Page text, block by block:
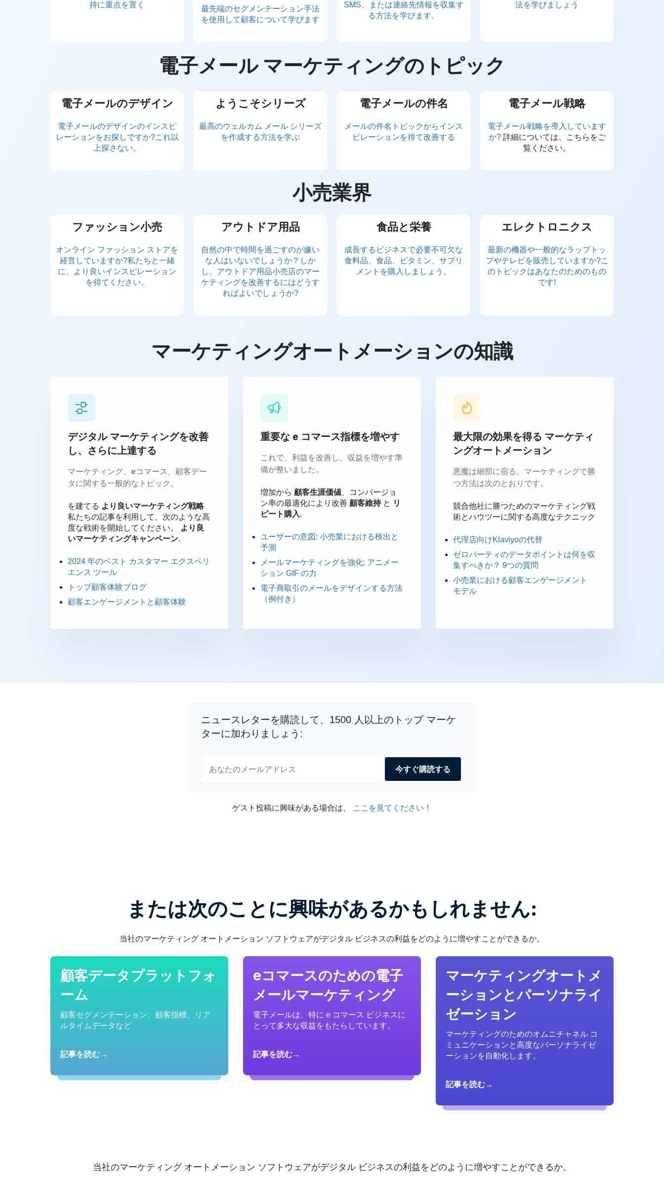
持に重点を置く
最先端のセグメンテーション手法
を使用して顧客について学びます
SMS、または連絡先情報を収集す
る方法を学びます。
法を学びましょう
電子メール マーケティングのトピック
電子メールのデザイン
電子メールのデザインのインスピ
レーションをお探しですか?これ以
上探さない。
ようこそシリーズ
最高のウェルカム メール シリーズ
を作成する方法を学ぶ
電子メールの件名
メールの件名トピックからインス
ピレーションを得て改善する
電子メール戦略
電子メール戦略を導入しています
か?詳細については、こちらをご
覧ください。
小売業界
ファッション小売
オンライン ファッション ストアを
経営していますか?私たちと一緒
に、より良いインスピレーション
を得てください。
アウトドア用品
自然の中で時間を過ごすのが嫌い
な人はいないでしょうか？しか
し、アウトドア用品小売店のマー
ケティングを改善するにはどうす
ればよいでしょうか?
食品と栄養
成長するビジネスで必要不可欠な
食料品、食品、ビタミン、サプリ
メントを購入しましょう。
エレクトロニクス
最新の機器や一般的なラップトッ
プやテレビを販売していますか?こ
のトピックはあなたのためのもの
です!
マーケティングオートメーションの知識
デジタル マーケティングを改善
し、さらに上達する
マーケティング、eコマース、顧客デー
タに関する一般的なトピック。
を建てる より良いマーケティング戦略
私たちの記事を利用して、次のような高
度な戦術を開始してください。
より良
いマーケティングキャンペーン.
2024 年のベスト カスタマー エクスペリ
エンス ツール
トップ顧客体験ブログ
顧客エンゲージメントと顧客体験
重要な e コマース指標を増やす
これで、利益を改善し、収益を増やす準
備が整いました。
増加から 顧客生涯価値 、コンバージョ
ン率の最適化により改善 顧客維持と リ
ピート購入.
ユーザーの意図: 小売業における検出と
予測
メールマーケティングを強化: アニメー
ション GIF の力
電子商取引のメールをデザインする方法
（例付き）
最大限の効果を得る マーケティ
ングオートメーション
悪魔は細部に宿る。マーケティングで勝
つ方法は次のとおりです。
競合他社に勝つためのマーケティング戦
術とハウツーに関する高度なテクニック
代理店向けKlaviyoの代替
ゼロパーティのデータポイントは何を収
集すべきか？ 9つの質問
小売業における顧客エンゲージメント
モデル
ニュースレターを購読して、1500 人以上のトップ マーケ
ターに加わりましょう:
今すぐ購読する
ゲスト投稿に興味がある場合は、 ここを見てください！
または次のことに興味があるかもしれません:
当社のマーケティング オートメーション ソフトウェアがデジタル ビジネスの利益をどのように増やすことができるか。
顧客データプラットフォ
ーム
顧客セグメンテーション、顧客指標、リア
ルタイムデータなど
記事を読む→
eコマースのための電子
メールマーケティング
電子メールは、特に e コマース ビジネスに
とって多大な収益をもたらしています。
記事を読む→
マーケティングオートメ
ーションとパーソナライ
ゼーション
マーケティングのためのオムニチャネル コ
ミュニケーションと高度なパーソナライゼ
ーションを自動化します。
記事を読む→
当社のマーケティング オートメーション ソフトウェアがデジタル ビジネスの利益をどのように増やすことができるか。